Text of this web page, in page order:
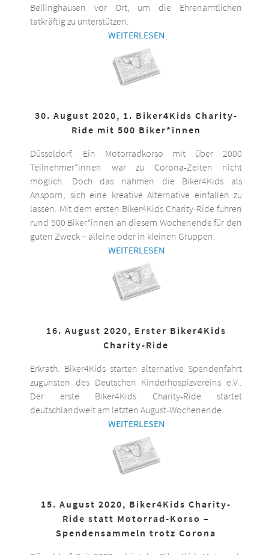
Bellinghausen vor Ort, um die Ehrenamtlichen
tatkräftig zu unterstützen.
WEITERLESEN
30. August 2020, 1. Biker4Kids Charity-
Ride mit 500 Biker*innen
Düsseldorf. Ein Motorradkorso mit über 2000
Teilnehmer*innen war zu Corona-Zeiten nicht
möglich. Doch das nahmen die Biker4Kids als
Ansporn, sich eine kreative Alternative einfallen zu
lassen. Mit dem ersten Biker4Kids Charity-Ride fuhren
rund 500 Biker*innen an diesem Wochenende für den
guten Zweck – alleine oder in kleinen Gruppen.
WEITERLESEN
16. August 2020, Erster Biker4Kids
Charity-Ride
Erkrath. Biker4Kids starten alternative Spendenfahrt
zugunsten des Deutschen Kinderhospizvereins e.V..
Der erste Biker4Kids Charity-Ride startet
deutschlandweit am letzten August-Wochenende.
WEITERLESEN
15. August 2020, Biker4Kids Charity-
Ride statt Motorrad-Korso –
Spendensammeln trotz Corona